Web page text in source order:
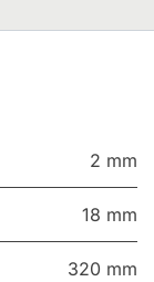
2 mm
18 mm
320 mm